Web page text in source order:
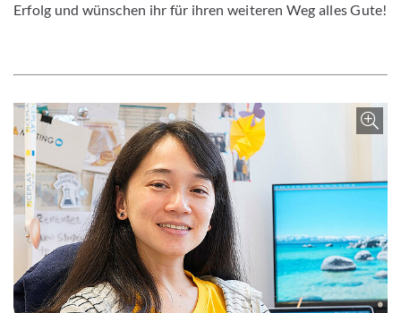
Erfolg und wünschen ihr für ihren weiteren Weg alles Gute!